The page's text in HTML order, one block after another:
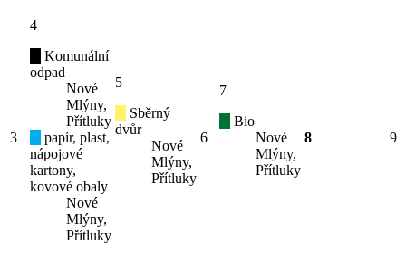
3
4
Komunální
odpad
Nové
Mlýny,
Přítluky
papír, plast,
nápojové
kartony,
kovové obaly
Nové
Mlýny,
Přítluky
5
Sběrný
dvůr
Nové
Mlýny,
Přítluky
6
7
Bio
Nové
Mlýny,
Přítluky
8 9